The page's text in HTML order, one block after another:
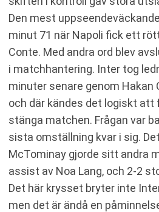
Den mest
minut 71 när Napoli fick ett
Conte. Med andra ord blev
i matchhantering. Inter tog
minuter senare genom Hakan
och där kändes det logiskt att
stänga matchen. Frågan var
sista omställning kvar i sig.
McTominay gjorde sitt andra
assist av Noa Lang, och 2-2
Det här krysset bryter inte
men det är ändå en